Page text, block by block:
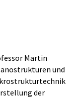
Martin
und
der